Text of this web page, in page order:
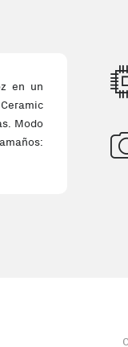
en un
Modo